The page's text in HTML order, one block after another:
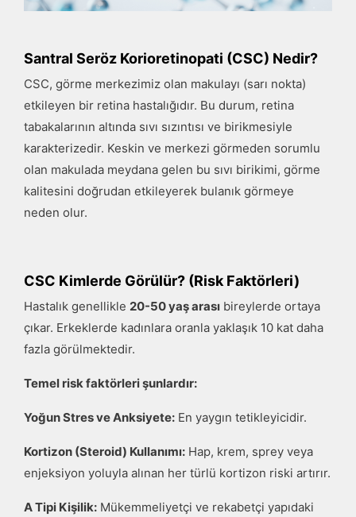
Santral Seröz Korioretinopati (CSC) Nedir?
CSC, görme merkezimiz olan makulayı (sarı nokta)
etkileyen bir retina hastalığıdır. Bu durum, retina
tabakalarının altında sıvı sızıntısı ve birikmesiyle
karakterizedir. Keskin ve merkezi görmeden sorumlu
olan makulada meydana gelen bu sıvı birikimi, görme
kalitesini doğrudan etkileyerek bulanık görmeye
neden olur.
CSC Kimlerde Görülür? (Risk Faktörleri)
Hastalık genellikle 20-50 yaş arası bireylerde ortaya
çıkar. Erkeklerde kadınlara oranla yaklaşık 10 kat daha
fazla görülmektedir.
Temel risk faktörleri şunlardır:
Yoğun Stres ve Anksiyete: En yaygın tetikleyicidir.
Kortizon (Steroid) Kullanımı: Hap, krem, sprey veya
enjeksiyon yoluyla alınan her türlü kortizon riski artırır.
A Tipi Kişilik: Mükemmeliyetçi ve rekabetçi yapıdaki